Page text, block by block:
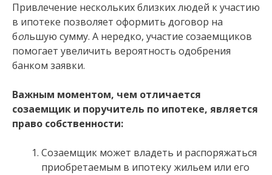
Привлечение нескольких близких людей к участию
в ипотеке позволяет оформить договор на
большую сумму. А нередко, участие созаемщиков
помогает увеличить вероятность одобрения
банком заявки.
Важным моментом, чем отличается
созаемщик и поручитель по ипотеке, является
право собственности:
Созаемщик может владеть и распоряжаться
приобретаемым в ипотеку жильем или его